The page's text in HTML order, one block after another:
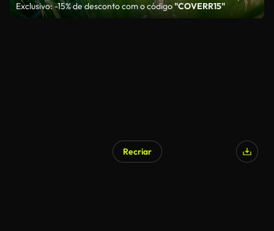
Exclusivo: -15% de desconto com o código"COVERR15"
Recriar